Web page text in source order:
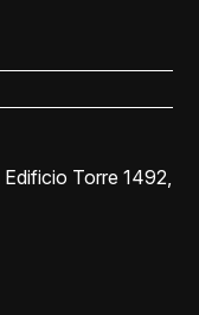
Torre 1492,